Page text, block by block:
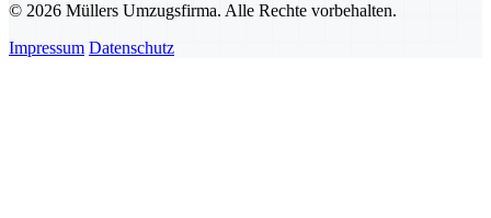
© 2026 Müllers Umzugsfirma. Alle Rechte vorbehalten.
Impressum Datenschutz